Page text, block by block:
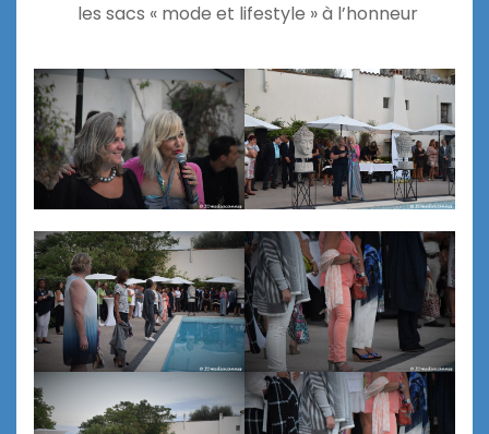
les sacs « mode et lifestyle » à l’honneur